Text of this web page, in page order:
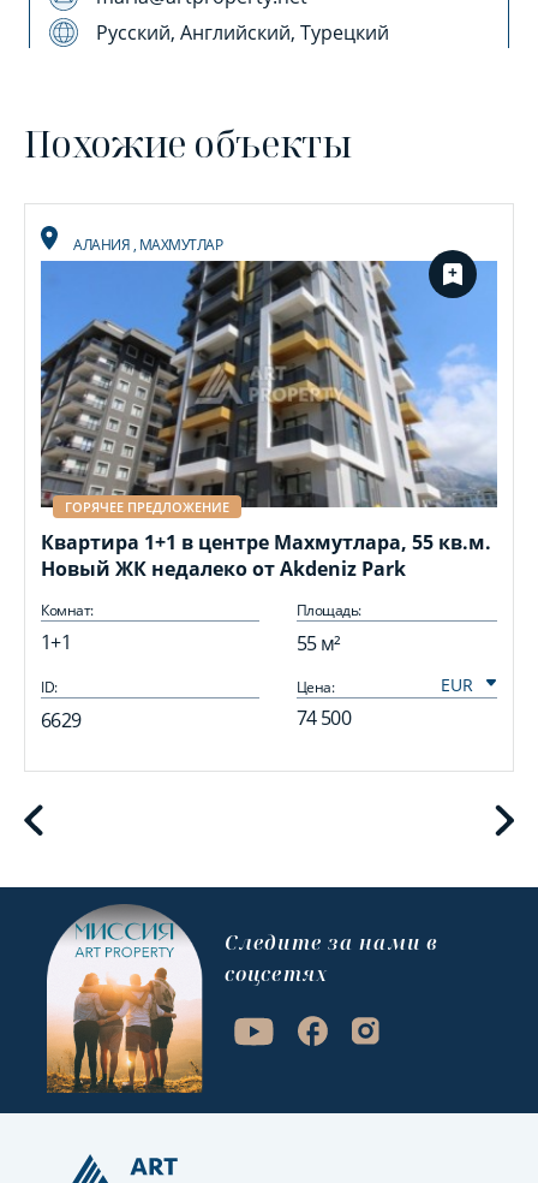
Русский, Английский, Турецкий
Похожие объекты
АЛАНИЯ, МАХМУТЛАР
ГОРЯЧЕЕ ПРЕДЛОЖЕНИЕ
Квартира 1+1 в центре Махмутлара, 55 кв.м.
Новый ЖК недалеко от Akdeniz Park
Комнат:
1+1
Площадь:
55 м²
ID:
6629
Цена:
74 500
Cледите за нами в
соцсетях